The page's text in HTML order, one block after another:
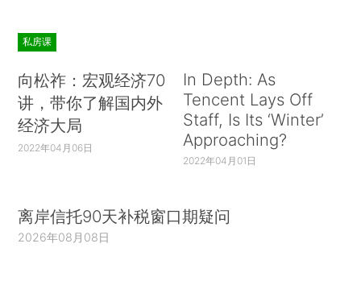
私房课
向松祚：宏观经济70
讲，带你了解国内外
经济大局
2022年04月06日
In Depth: As
Tencent Lays Off
Staff, Is Its ‘Winter’
Approaching?
2022年04月01日
离岸信托90天补税窗口期疑问
2026年08月08日